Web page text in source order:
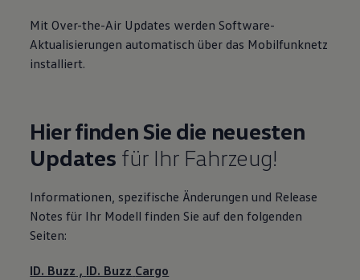
Mit Over-the-Air Updates werden Software-
Aktualisierungen automatisch über das Mobilfunknetz
installiert.
Hier finden Sie die neuesten
Updates für Ihr Fahrzeug!
Informationen, spezifische Änderungen und Release
Notes für Ihr Modell finden Sie auf den folgenden
Seiten:
ID. Buzz , ID. Buzz Cargo